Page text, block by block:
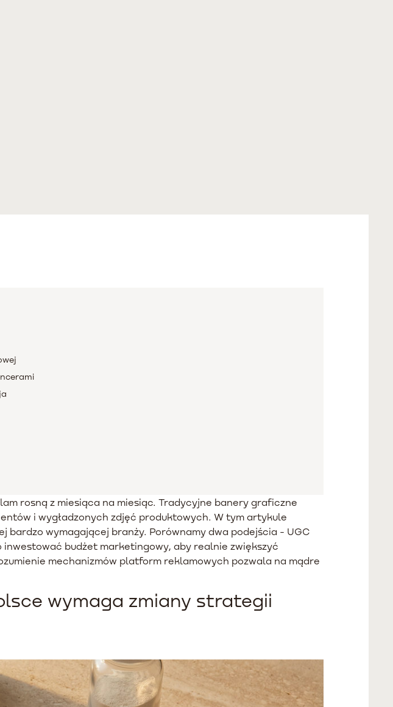
rosną z miesiąca na miesiąc. Tradycyjne banery graficzne
i wygładzonych zdjęć produktowych. W tym artykule
bardzo wymagającej branży. Porównamy dwa podejścia - UGC
budżet marketingowy, aby realnie zwiększyć
mechanizmów platform reklamowych pozwala na mądre
wymaga zmiany strategii